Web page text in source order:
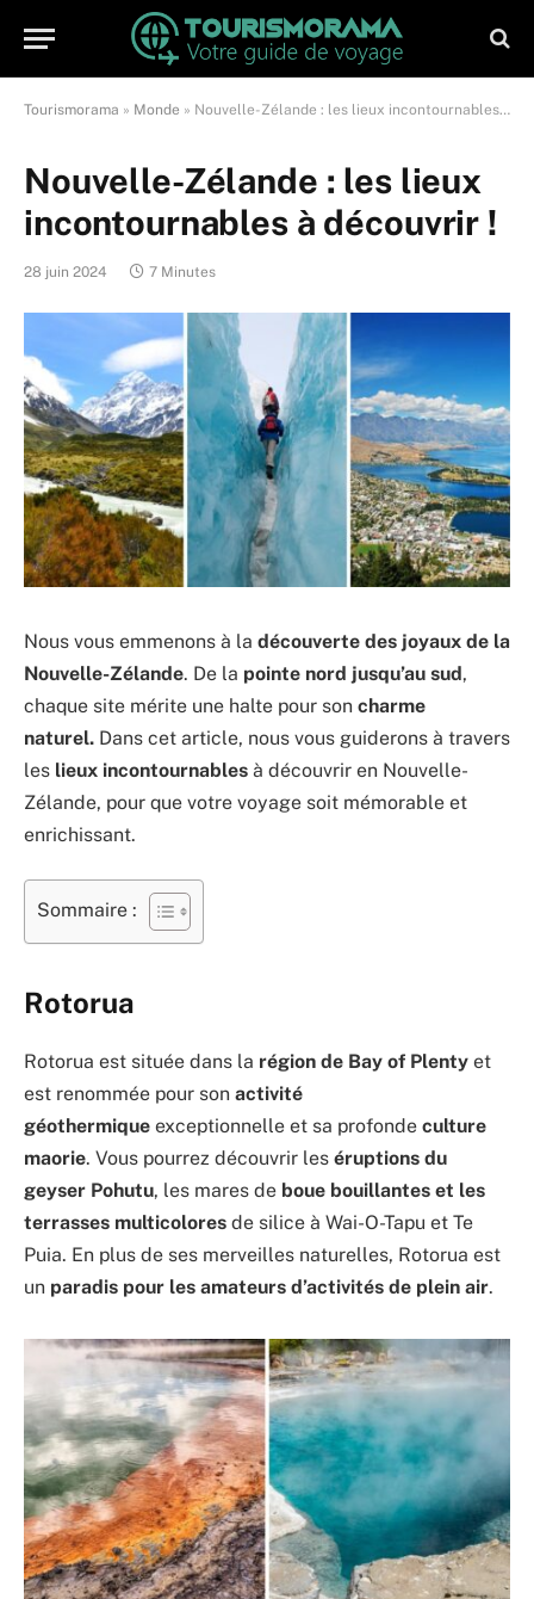
Tourismorama » Monde » Nouvelle-Zélande : les lieux incontournables à découvrir !
Nouvelle-Zélande : les lieux
incontournables à découvrir !
28 juin 2024 7 Minutes
Nous vous emmenons à la découverte des joyaux de la
Nouvelle-Zélande. De la pointe nord jusqu’au sud,
chaque site mérite une halte pour son charme
naturel. Dans cet article, nous vous guiderons à travers
les lieux incontournables à découvrir en Nouvelle-
Zélande, pour que votre voyage soit mémorable et
enrichissant.
Sommaire :
Rotorua
Rotorua est située dans la région de Bay of Plenty et
est renommée pour son activité
géothermique exceptionnelle et sa profonde culture
maorie. Vous pourrez découvrir les éruptions du
geyser Pohutu, les mares de boue bouillantes et les
terrasses multicolores de silice à Wai-O-Tapu et Te
Puia. En plus de ses merveilles naturelles, Rotorua est
un paradis pour les amateurs d’activités de plein air.